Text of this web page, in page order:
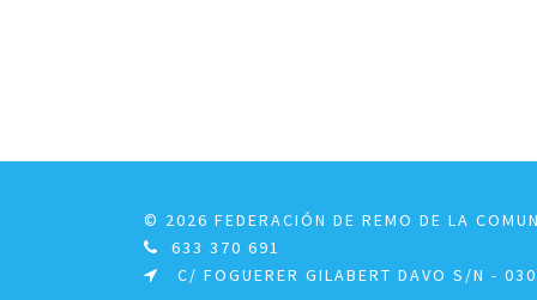
© 2026 FEDERACIÓN DE REMO DE LA
633 370 691
C/ FOGUERER GILABERT DAVO S/N -